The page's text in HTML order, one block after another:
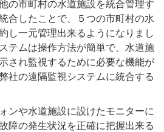
の市町村の水道施設を統合管理す
合したことで、５つの市町村の水
し一元管理出来るようになりまし
テムは操作方法が簡単で、水道施
され監視するために必要な機能が
社の遠隔監視システムに統合する
ンや水道施設に設けたモニターに
障の発生状況を正確に把握出来る